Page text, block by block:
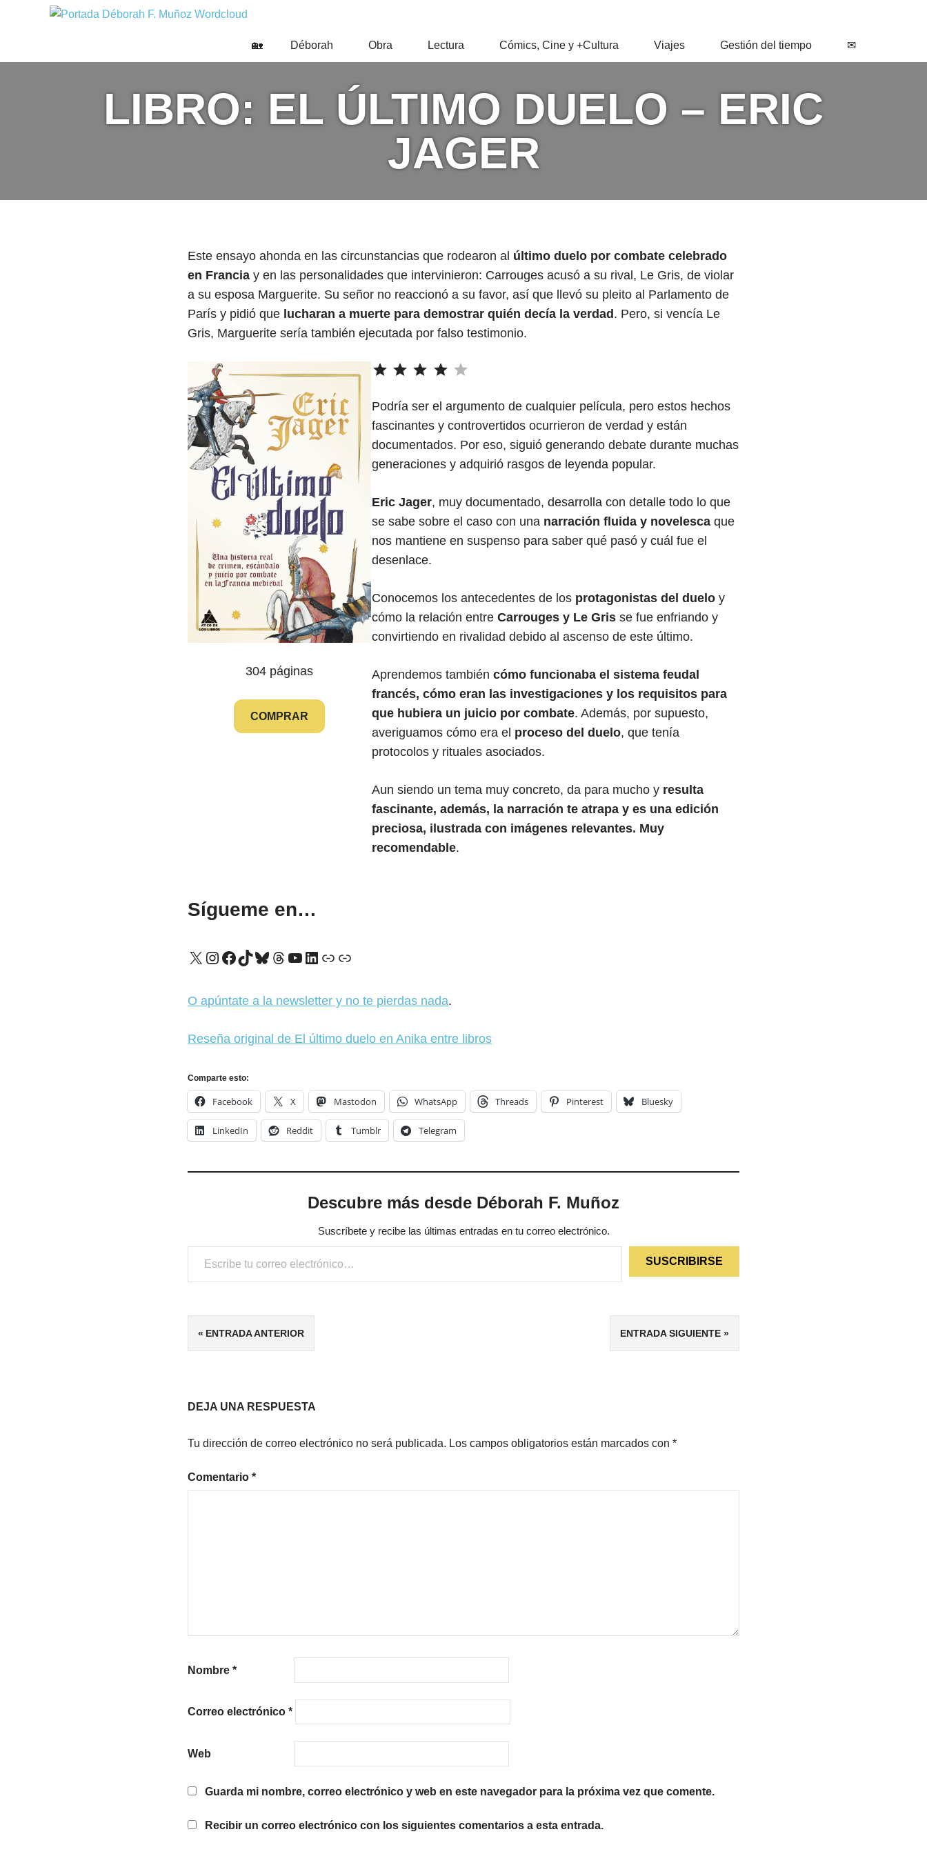
F.
🏡 Déborah Obra Lectura Cómics, Cine y +Cultura Viajes Gestión del tiempo ✉
LIBRO: EL ÚLTIMO DUELO – ERIC
JAGER
Este ensayo ahonda en las circunstancias que rodearon al último duelo por combate celebrado
en Francia y en las personalidades que intervinieron: Carrouges acusó a su rival, Le Gris, de violar
a su esposa Marguerite. Su señor no reaccionó a su favor, así que llevó su pleito al Parlamento de
París y pidió que lucharan a muerte para demostrar quién decía la verdad . Pero, si vencía Le
Gris, Marguerite sería también ejecutada por falso testimonio.
304 páginas
COMPRAR
⭐
⭐
⭐
⭐
Podría ser el argumento de cualquier película, pero estos hechos
fascinantes y controvertidos ocurrieron de verdad y están
documentados. Por eso, siguió generando debate durante muchas
generaciones y adquirió rasgos de leyenda popular.
Eric Jager, muy documentado, desarrolla con detalle todo lo que
se sabe sobre el caso con una narración fluida y novelescaque
nos mantiene en suspenso para saber qué pasó y cuál fue el
desenlace.
Conocemos los antecedentes de los protagonistas del dueloy
cómo la relación entre Carrouges y Le Grisse fue enfriando y
convirtiendo en rivalidad debido al ascenso de este último.
Aprendemos también cómo funcionaba el sistema feudal
francés, cómo eran las investigaciones y los requisitos para
que hubiera un juicio por combate. Además, por supuesto,
averiguamos cómo era el proceso del duelo, que tenía
protocolos y rituales asociados.
Aun siendo un tema muy concreto, da para mucho y resulta
fascinante, además, la narración te atrapa y es una edición
preciosa, ilustrada con imágenes relevantes. Muy
recomendable.
Sígueme en…
X Instagram
Facebook
TikTok
Bluesky
Threads
YouTube
LinkedIn
Enlace
Enlace
O apúntate a la newsletter y no te pierdas nada.
Reseña original de El último duelo en Anika entre libros
Comparte esto:
Facebook X Mastodon WhatsApp Threads Pinterest Bluesky
LinkedIn Reddit Tumblr Telegram
Descubre más desde Déborah F. Muñoz
Suscríbete y recibe las últimas entradas en tu correo electrónico.
Escribe tu correo electrónico…
SUSCRIBIRSE
ETIQUETAS
4/5
Navegación
ENTRADA ANTERIOR ENTRADA SIGUIENTE
DEJA UNA RESPUESTA
Tu dirección de correo electrónico no será publicada. Los campos obligatorios están marcados con *
Comentario *
Nombre *
Correo electrónico *
Web
Guarda mi nombre, correo electrónico y web en este navegador para la próxima vez que comente.
Recibir un correo electrónico con los siguientes comentarios a esta entrada.